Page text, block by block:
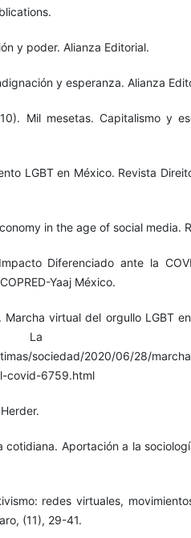
y poder. Alianza Editorial.
y esperanza. Alianza
Mil mesetas. Capitalismo y
LGBT en México. Revista
in the age of social media.
Diferenciado ante la
Yaaj México.
virtual del orgullo LGBT
sociedad/2020/06/28/
covid-6759.html
cotidiana. Aportación a la
redes virtuales,
(11), 29-41.